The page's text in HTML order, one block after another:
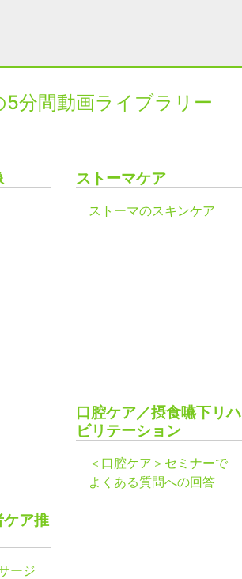
分間動画ライブラリー
ストーマケア
ストーマのスキンケア
口腔ケア／摂食嚥下リハ
ビリテーション
＜口腔ケア＞セミナーで
よくある質問への回答
ケア推
ージ